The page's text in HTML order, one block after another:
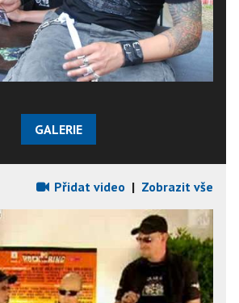
GALERIE
Přidat video | Zobrazit vše